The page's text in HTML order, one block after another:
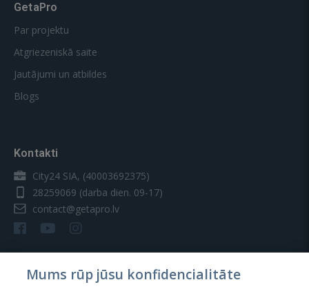
GetaPro
Par projektu
Atgriezeniskā saite
Jautājumi un atbildes
Blogs
Kontakti
City24 SIA, (40003692375)
28259069 (darba dien. 09-17)
contact@getapro.lv
Mums rūp jūsu konfidencialitāte